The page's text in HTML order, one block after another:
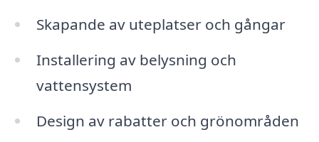
Skapande av uteplatser och gångar
Installering av belysning och
vattensystem
Design av rabatter och grönområden